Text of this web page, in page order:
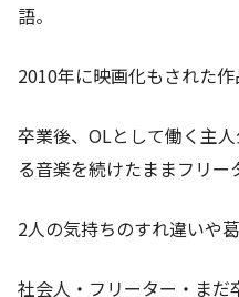
語。
2010年に映画化もされた作
卒業後、OLとして働く主人
る音楽を続けたままフリー
2人の気持ちのすれ違いや葛
社会人・フリーター・ま